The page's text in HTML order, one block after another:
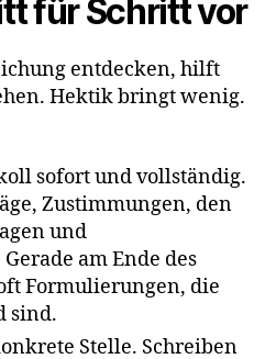
für Schritt vor
entdecken, hilft
Hektik bringt wenig.
sofort und vollständig.
Zustimmungen, den
und
am Ende des
Formulierungen, die
sind.
Stelle. Schreiben